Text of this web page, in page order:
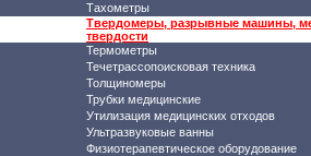
Тахометры
Твердомеры, разрывные машины,
твердости
Термометры
Течетрассопоисковая техника
Толщиномеры
Трубки медицинские
Утилизация медицинских отходов
Ультразвуковые ванны
Физиотерапевтическое оборудование